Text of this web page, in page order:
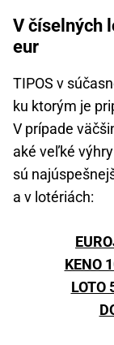
V číselných
eur
TIPOS v
ku ktorým je
V prípade
aké veľké
sú
a v lotériách:
KENO
LOTO